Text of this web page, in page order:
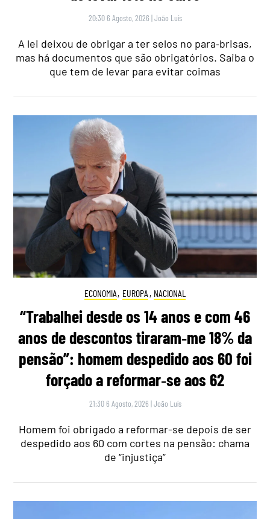
20:30 6 Agosto, 2026 |João Luís
A lei deixou de obrigar a ter selos no para‑brisas,
mas há documentos que são obrigatórios. Saiba o
que tem de levar para evitar coimas
ECONOMIA, EUROPA , NACIONAL
“Trabalhei desde os 14 anos e com 46
anos de descontos tiraram‑me 18% da
pensão”: homem despedido aos 60 foi
forçado a reformar‑se aos 62
21:30 6 Agosto, 2026 |João Luís
Homem foi obrigado a reformar-se depois de ser
despedido aos 60 com cortes na pensão: chama
de “injustiça”